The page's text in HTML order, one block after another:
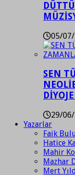
05/
SEN
29/
Yazarlar
Faik
Hatice
Mahir
Mazhar
Mert